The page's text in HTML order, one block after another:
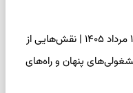
فال قهوه امروز جمعه ۱۶ مرداد ۱۴۰۵ | نقش‌هایی از
پنهان و راه‌های